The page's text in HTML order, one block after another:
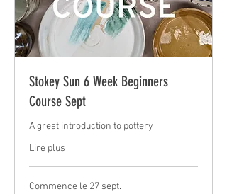
Stokey Sun 6 Week Beginners
Course Sept
A great introduction to pottery
Lire plus
Commence le 27 sept.